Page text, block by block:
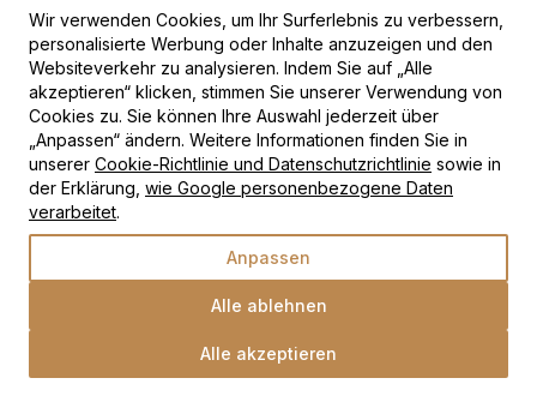
Teppichläufer Crystal
Dunkelgrau Beige Abstrakt
Wir verwenden Cookies, um Ihr Surferlebnis zu verbessern,
personalisierte Werbung oder Inhalte anzuzeigen und den
Websiteverkehr zu analysieren. Indem Sie auf „Alle
akzeptieren“ klicken, stimmen Sie unserer Verwendung von
Cookies zu. Sie können Ihre Auswahl jederzeit über
„Anpassen“ ändern. Weitere Informationen finden Sie in
unserer Cookie-Richtlinie und Datenschutzrichtlinie sowie in
der Erklärung, wie Google personenbezogene Daten
verarbeitet.
Anpassen
Alle ablehnen
Alle akzeptieren